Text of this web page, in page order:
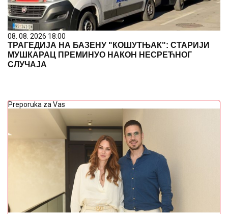
08. 08. 2026 18:00
ТРАГЕДИЈА НА БАЗЕНУ "КОШУТЊАК": СТАРИЈИ
МУШКАРАЦ ПРЕМИНУО НАКОН НЕСРЕЋНОГ
СЛУЧАЈА
Preporuka za Vas